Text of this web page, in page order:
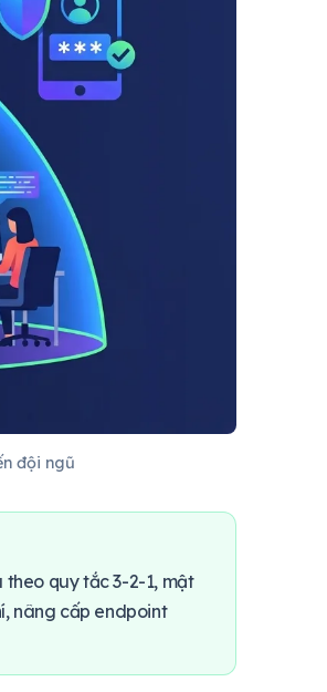
đội ngũ
quy tắc 3-2-1, mật
nâng cấp endpoint